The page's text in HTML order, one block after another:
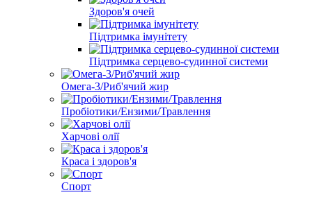
Здоров'я очей
Підтримка імунітету
Підтримка серцево-судинної системи
Омега-3/Риб'ячий жир
Пробіотики/Ензими/Травлення
Харчові олії
Краса і здоров'я
Спорт